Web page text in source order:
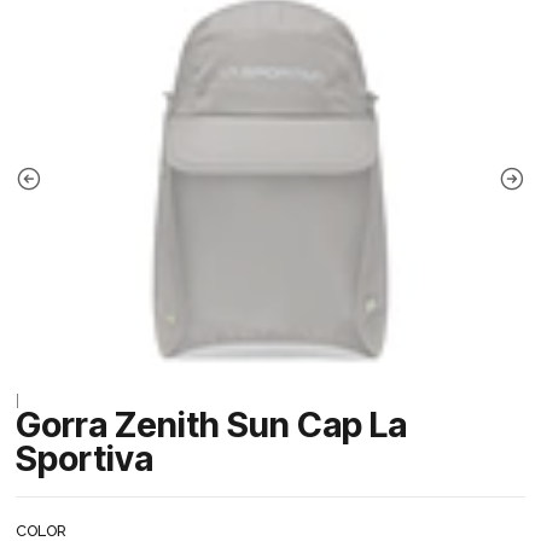
Gorra Zenith Sun Cap La
Sportiva
COLOR